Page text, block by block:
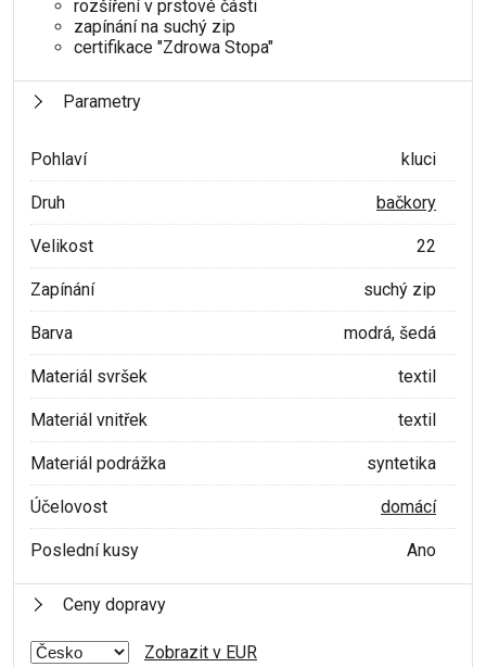
rozšíření v prstové části
zapínání na suchý zip
certifikace "Zdrowa Stopa"
Parametry
Pohlaví kluci
Druh bačkory
Velikost 22
Zapínání suchý zip
Barva modrá, šedá
Materiál svršek textil
Materiál vnitřek textil
Materiál podrážka syntetika
Účelovost domácí
Poslední kusy Ano
Ceny dopravy
Zobrazit v EUR